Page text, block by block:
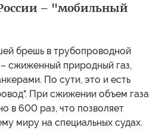
– "мобильный
брешь в трубопроводной
сжиженный природный газ,
По сути, это и есть
При сжижении объем газа
в 600 раз, что позволяет
миру на специальных судах.